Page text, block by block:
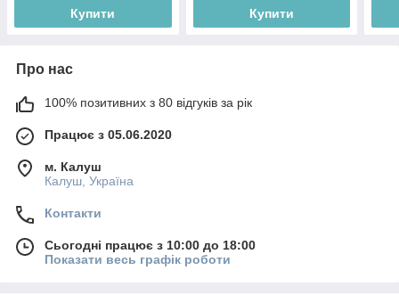
Купити Купити
Про нас
100% позитивних з 80 відгуків за рік
Працює з 05.06.2020
м. Калуш
Калуш, Україна
Контакти
Сьогодні працює з 10:00 до 18:00
Показати весь графік роботи